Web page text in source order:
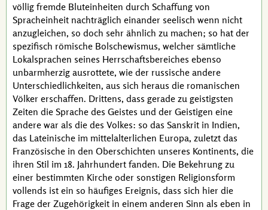
völlig fremde Bluteinheiten durch Schaffung von
Spracheinheit nachträglich einander seelisch wenn nicht
anzugleichen, so doch sehr ähnlich zu machen; so hat der
spezifisch römische Bolschewismus, welcher sämtliche
Lokalsprachen seines Herrschaftsbereiches ebenso
unbarmherzig ausrottete, wie der russische andere
Unterschiedlichkeiten, aus sich heraus die romanischen
Völker erschaffen. Drittens, dass gerade zu geistigsten
Zeiten die Sprache des Geistes und der Geistigen eine
andere war als die des Volkes: so das Sanskrit in Indien,
das Lateinische im mittelalterlichen Europa, zuletzt das
Französische in den Oberschichten unseres Kontinents, die
ihren Stil im 18. Jahrhundert fanden. Die Bekehrung zu
einer bestimmten Kirche oder sonstigen Religionsform
vollends ist ein so häufiges Ereignis, dass sich hier die
Frage der Zugehörigkeit in einem anderen Sinn als eben in